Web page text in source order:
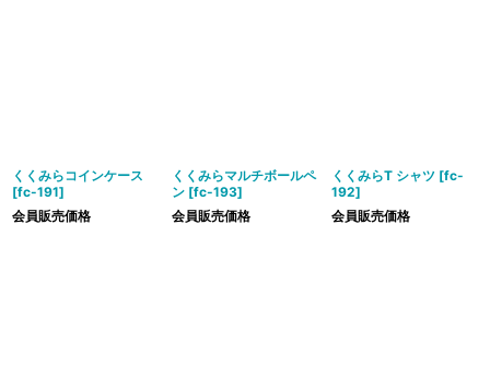
くくみらコインケース
[fc-191]
会員販売価格
くくみらマルチボールペ
ン [fc-193]
会員販売価格
くくみらT シャツ [fc-
192]
会員販売価格